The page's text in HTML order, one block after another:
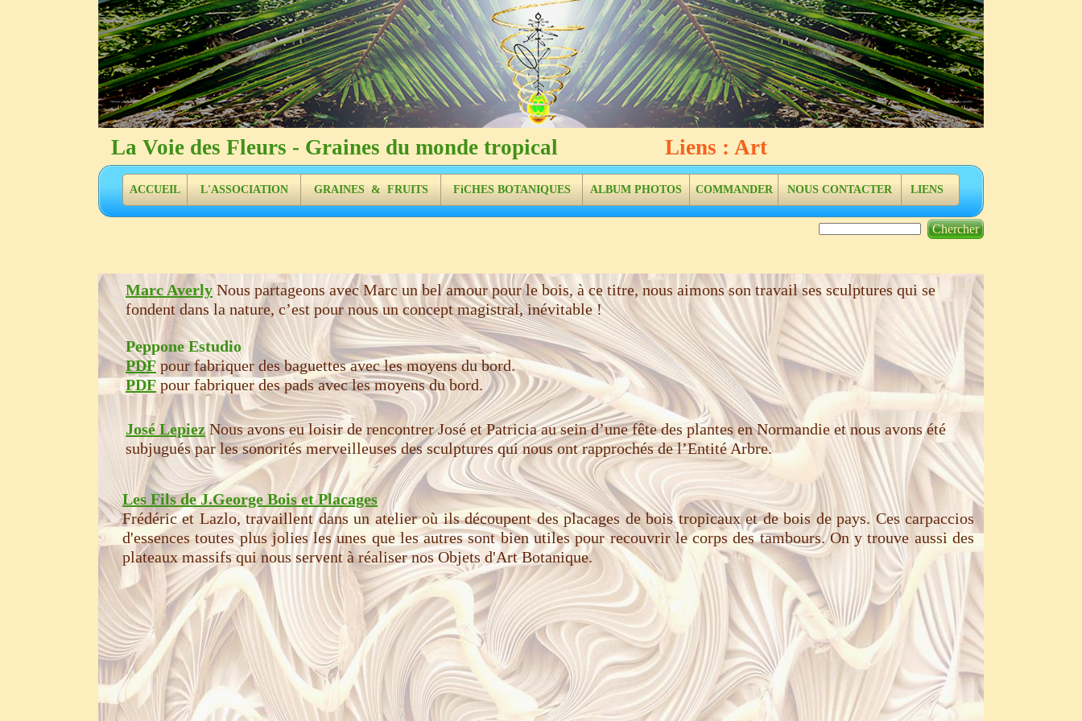
Les Fils de J.George Bois et Placages
Frédéric et Lazlo, travaillent dans un atelier où ils découpent des placages de bois tropicaux et de bois de pays. Ces carpaccios
d'essences toutes plus jolies les unes que les autres sont bien utiles pour recouvrir le corps des tambours. On y trouve aussi des
plateaux massifs qui nous servent à réaliser nos Objets d'Art Botanique.
José Lepiez Nous avons eu loisir de rencontrer José et Patricia au sein d’une fête des plantes en Normandie et nous avons été
subjugués par les sonorités merveilleuses des sculptures qui nous ont rapprochés de l’Entité Arbre.
Peppone Estudio
PDF pour fabriquer des baguettes avec les moyens du bord.
PDFpour fabriquer des pads avec les moyens du bord.
Marc Averly Nous partageons avec Marc un bel amour pour le bois, à ce titre, nous aimons son travail ses sculptures qui se
fondent dans la nature, c’est pour nous un concept magistral, inévitable !
La Voie des Fleurs - Graines du monde tropical Liens : Art
ACCUEIL L'ASSOCIATION GRAINES & FRUITS FiCHES BOTANIQUES ALBUM PHOTOS COMMANDER NOUS CONTACTER LIENS
Chercher